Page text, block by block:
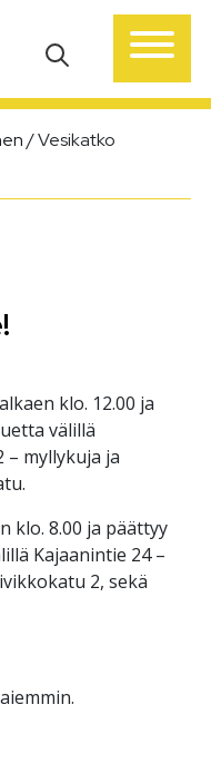
/Vesikatko
klo. 12.00 ja
välillä
– myllykuja ja
klo. 8.00 ja päättyy
Kajaanintie 24 –
2, sekä